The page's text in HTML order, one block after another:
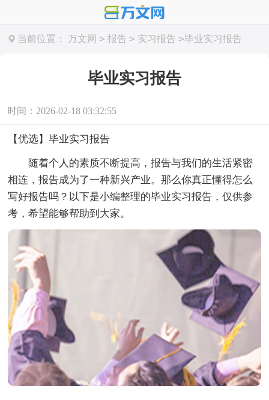
当前位置： 万文网 > 报告 > 实习报告 >毕业实习报告
毕业实习报告
时间：2026-02-18 03:32:55
【优选】毕业实习报告
随着个人的素质不断提高，报告与我们的生活紧密
相连，报告成为了一种新兴产业。那么你真正懂得怎么
写好报告吗？以下是小编整理的毕业实习报告，仅供参
考，希望能够帮助到大家。